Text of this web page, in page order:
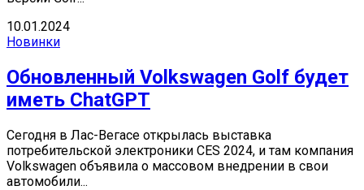
10.01.2024
Новинки
Обновленный Volkswagen Golf будет
иметь ChatGPT
Сегодня в Лас-Вегасе открылась выставка
потребительской электроники CES 2024, и там компания
Volkswagen объявила о массовом внедрении в свои
автомобили...